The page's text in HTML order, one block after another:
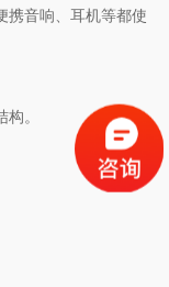
携音响、耳机等都使
。